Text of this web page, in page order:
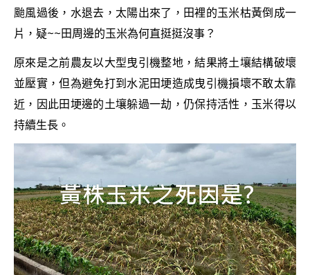
颱風過後，水退去，太陽出來了，田裡的玉米枯黃倒成一
片，疑~~田周邊的玉米為何直挺挺沒事？
原來是之前農友以大型曳引機整地，結果將土壤結構破壞
並壓實，但為避免打到水泥田埂造成曳引機損壞不敢太靠
近，因此田埂邊的土壤躲過一劫，仍保持活性，玉米得以
持續生長。